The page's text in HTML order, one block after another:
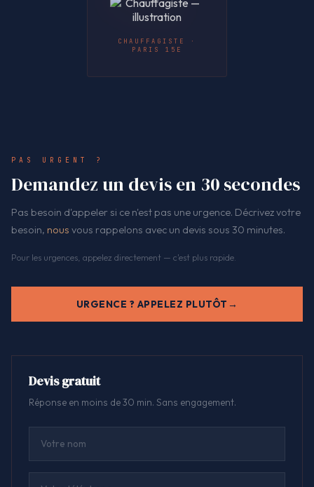
CHAUFFAGISTE ·
PARIS 15E
PAS URGENT ?
Demandez un devis en 30 secondes
Pas besoin d'appeler si ce n'est pas une urgence. Décrivez votre
besoin, nous vous rappelons avec un devis sous 30 minutes.
Pour les urgences, appelez directement — c'est plus rapide.
URGENCE ? APPELEZ PLUTÔT
Devis gratuit
Réponse en moins de 30 min. Sans engagement.